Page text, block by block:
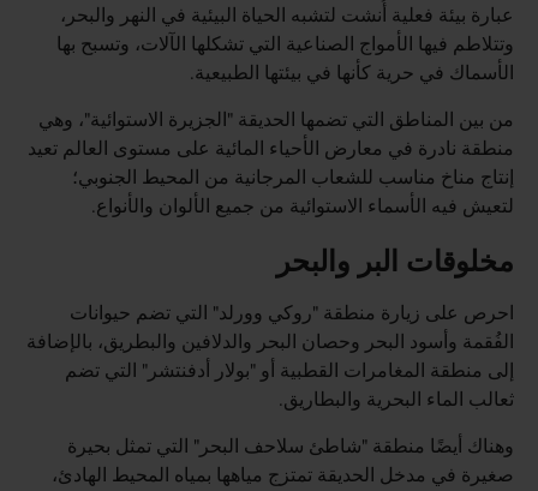
عبارة بيئة فعلية أُنشت لتشبه الحياة البيئية في النهر والبحر،
وتتلاطم فيها الأمواج الصناعية التي تشكلها الآلات، وتسبح بها
الأسماك في حرية كأنها في بيئتها الطبيعية.
من بين المناطق التي تضمها الحديقة "الجزيرة الاستوائية"، وهي
منطقة نادرة في معارض الأحياء المائية على مستوى العالم تعيد
إنتاج مناخ مناسب للشعاب المرجانية من المحيط الجنوبي؛
لتعيش فيه الأسماء الاستوائية من جميع الألوان والأنواع.
مخلوقات البر والبحر
احرص على زيارة منطقة "روكي وورلد" التي تضم حيوانات
الفُقمة وأسود البحر وحصان البحر والدلافين والبطريق، بالإضافة
إلى منطقة المغامرات القطبية أو "بولار أدفنتشر" التي تضم
ثعالب الماء البحرية والبطاريق.
وهناك أيضًا منطقة "شاطئ سلاحف البحر" التي تمثل بحيرة
صغيرة في مدخل الحديقة تمتزج مياهها بمياه المحيط الهادئ،